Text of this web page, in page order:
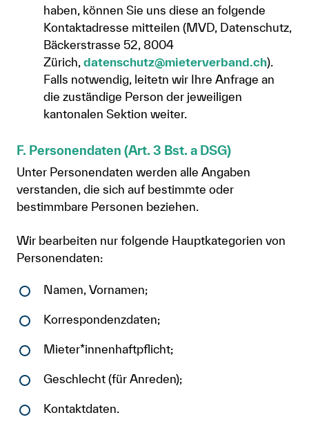
haben, können Sie uns diese an folgende
Kontaktadresse mitteilen (MVD, Datenschutz,
Bäckerstrasse 52, 8004
Zürich, datenschutz@mieterverband.ch).
Falls notwendig, leitetn wir Ihre Anfrage an
die zuständige Person der jeweiligen
kantonalen Sektion weiter.
F. Personendaten (Art. 3 Bst. a DSG)
Unter Personendaten werden alle Angaben
verstanden, die sich auf bestimmte oder
bestimmbare Personen beziehen.
Wir bearbeiten nur folgende Hauptkategorien von
Personendaten:
Namen, Vornamen;
Korrespondenzdaten;
Mieter*innenhaftpflicht;
Geschlecht (für Anreden);
Kontaktdaten.